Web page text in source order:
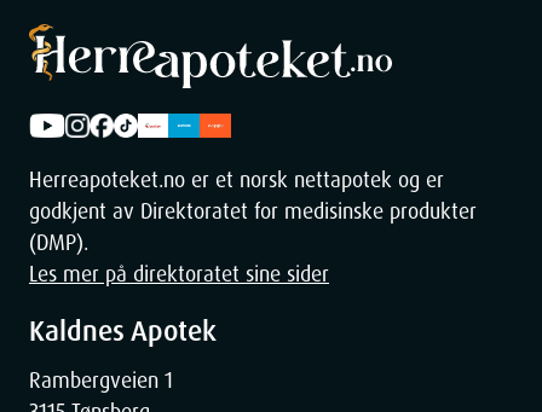
Herreapoteket.no er et norsk nettapotek og er
godkjent av Direktoratet for medisinske produkter
(DMP).
Les mer på direktoratet sine sider
Kaldnes Apotek
Rambergveien 1